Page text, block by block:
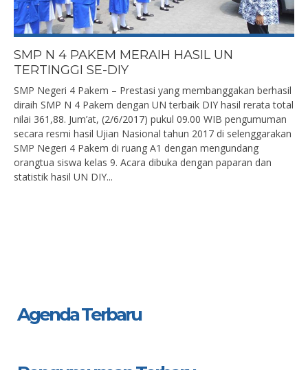
SMP N 4 PAKEM MERAIH HASIL UN
TERTINGGI SE-DIY
SMP Negeri 4 Pakem – Prestasi yang membanggakan berhasil
diraih SMP N 4 Pakem dengan UN terbaik DIY hasil rerata total
nilai 361,88. Jum’at, (2/6/2017) pukul 09.00 WIB pengumuman
secara resmi hasil Ujian Nasional tahun 2017 di selenggarakan
SMP Negeri 4 Pakem di ruang A1 dengan mengundang
orangtua siswa kelas 9. Acara dibuka dengan paparan dan
statistik hasil UN DIY...
Agenda Terbaru